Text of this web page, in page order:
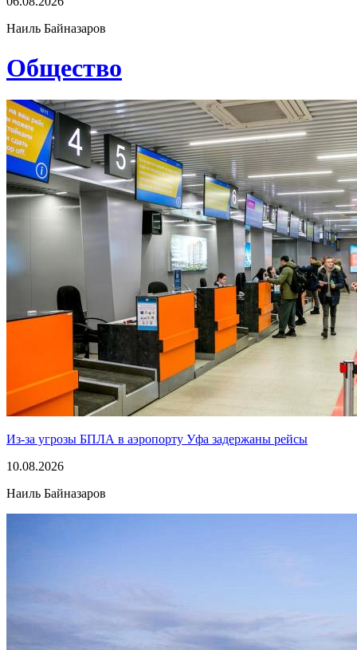
Наиль Байназаров
Общество
Из-за угрозы БПЛА в аэропорту Уфа задержаны рейсы
10.08.2026
Наиль Байназаров